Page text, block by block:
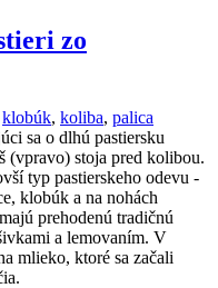
zo
klobúk, koliba, palica
sa o dlhú pastiersku
(vpravo) stoja pred kolibou.
typ pastierskeho odevu -
klobúk a na nohách
prehodenú tradičnú
a lemovaním. V
mlieko, ktoré sa začali